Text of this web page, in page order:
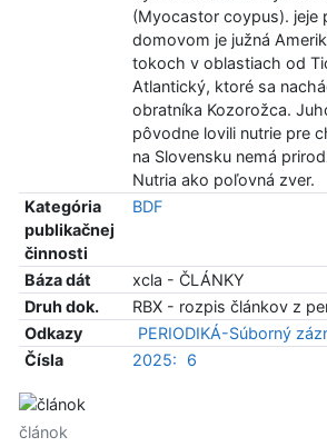
(Myocastor coypus). jeje
domovom je južná
tokoch v oblastiach od
Atlantický, ktoré sa
obratníka Kozorožca.
pôvodne lovili nutrie pre
na Slovensku nemá
Nutria ako poľovná zver.
Kategória
publikačnej
činnosti
BDF
Báza dát
xcla - ČLÁNKY
Druh dok.
RBX - rozpis článkov z
Odkazy
PERIODIKÁ-Súborný
Čísla
2025: 6
článok